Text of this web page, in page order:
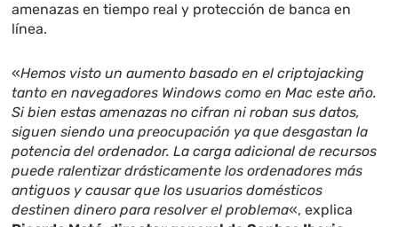
amenazas en tiempo real y protección de banca en
línea.
«Hemos visto un aumento basado en el criptojacking
tanto en navegadores Windows como en Mac este año.
Si bien estas amenazas no cifran ni roban sus datos,
siguen siendo una preocupación ya que desgastan la
potencia del ordenador. La carga adicional de recursos
puede ralentizar drásticamente los ordenadores más
antiguos y causar que los usuarios domésticos
destinen dinero para resolver el problema«, explica